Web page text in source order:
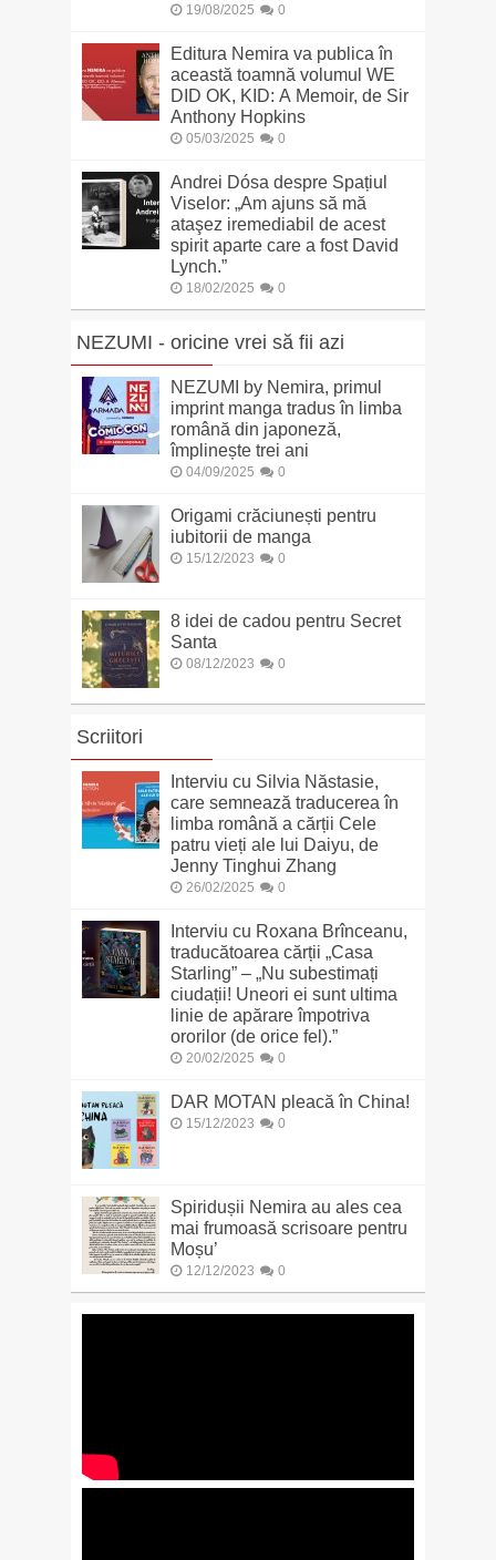
19/08/2025 0
Editura Nemira va publica în
această toamnă volumul WE
DID OK, KID: A Memoir, de Sir
Anthony Hopkins
05/03/2025 0
Andrei Dósa despre Spațiul
Viselor: „Am ajuns să mă
ataşez iremediabil de acest
spirit aparte care a fost David
Lynch.”
18/02/2025 0
NEZUMI - oricine vrei să fii azi
NEZUMI by Nemira, primul
imprint manga tradus în limba
română din japoneză,
împlinește trei ani
04/09/2025 0
Origami crăciunești pentru
iubitorii de manga
15/12/2023 0
8 idei de cadou pentru Secret
Santa
08/12/2023 0
Scriitori
Interviu cu Silvia Năstasie,
care semnează traducerea în
limba română a cărții Cele
patru vieți ale lui Daiyu, de
Jenny Tinghui Zhang
26/02/2025 0
Interviu cu Roxana Brînceanu,
traducătoarea cărții „Casa
Starling” – „Nu subestimați
ciudații! Uneori ei sunt ultima
linie de apărare împotriva
ororilor (de orice fel).”
20/02/2025 0
DAR MOTAN pleacă în China!
15/12/2023 0
Spiridușii Nemira au ales cea
mai frumoasă scrisoare pentru
Moșu’
12/12/2023 0